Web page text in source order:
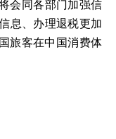
会同各部门加强信
息、办理退税更加
旅客在中国消费体